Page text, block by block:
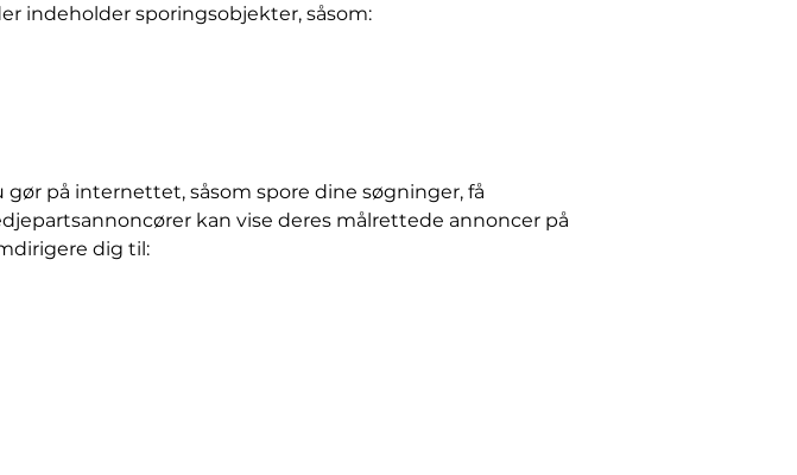
indeholder sporingsobjekter, såsom:
på internettet, såsom spore dine søgninger, få
kan vise deres målrettede annoncer på
dig til: